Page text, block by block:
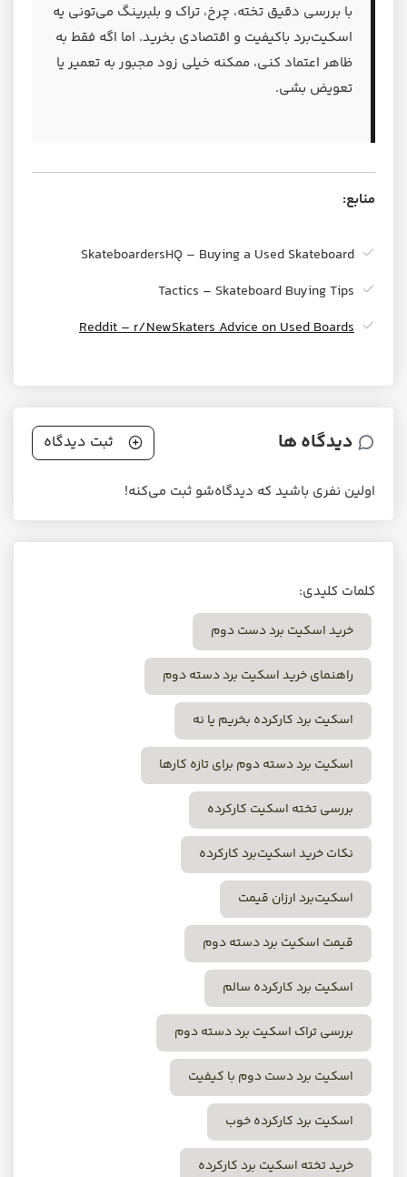
با بررسی دقیق تخته، چرخ، تراک و بلبرینگ می‌تونی یه
اسکیت‌برد باکیفیت و اقتصادی بخرید. اما اگه فقط به
ظاهر اعتماد کنی، ممکنه خیلی زود مجبور به تعمیر یا
تعویض بشی.
منابع:
SkateboardersHQ – Buying a Used Skateboard
Tactics – Skateboard Buying Tips
Reddit – r/NewSkaters Advice on Used Boards
دیدگاه ها ثبت دیدگاه
اولین نفری باشید که دیدگاه‌شو ثبت می‌کنه!
کلمات کلیدی:
خرید اسکیت برد دست دوم
راهنمای خرید اسکیت برد دسته دوم
اسکیت برد کارکرده بخریم یا نه
اسکیت برد دسته دوم برای تازه کارها
بررسی تخته اسکیت کارکرده
نکات خرید اسکیت‌برد کارکرده
اسکیت‌برد ارزان قیمت
قیمت اسکیت برد دسته دوم
اسکیت برد کارکرده سالم
بررسی تراک اسکیت برد دسته دوم
اسکیت برد دست دوم با کیفیت
اسکیت برد کارکرده خوب
خرید تخته اسکیت برد کارکرده